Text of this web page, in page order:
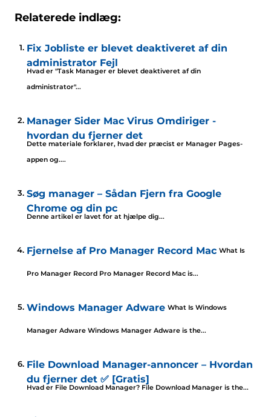
Relaterede indlæg:
Fix Jobliste er blevet deaktiveret af din
administrator Fejl
Hvad er "Task Manager er blevet deaktiveret af din
administrator"...
Manager Sider Mac Virus Omdiriger -
hvordan du fjerner det
Dette materiale forklarer, hvad der præcist er Manager Pages-
appen og....
Søg manager – Sådan Fjern fra Google
Chrome og din pc
Denne artikel er lavet for at hjælpe dig...
Fjernelse af Pro Manager Record Mac What Is
Pro Manager Record Pro Manager Record Mac is...
Windows Manager Adware What Is Windows
Manager Adware Windows Manager Adware is the...
File Download Manager-annoncer – Hvordan
du fjerner det ✅ [Gratis]
Hvad er File Download Manager? File Download Manager is the...